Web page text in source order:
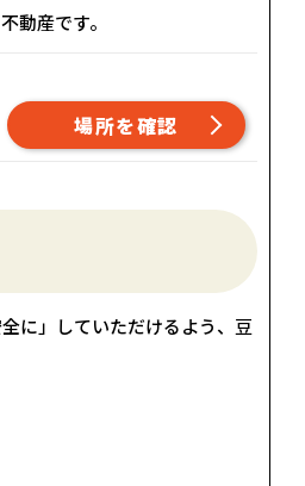
動産です。
場所を確認
に」していただけるよう、豆